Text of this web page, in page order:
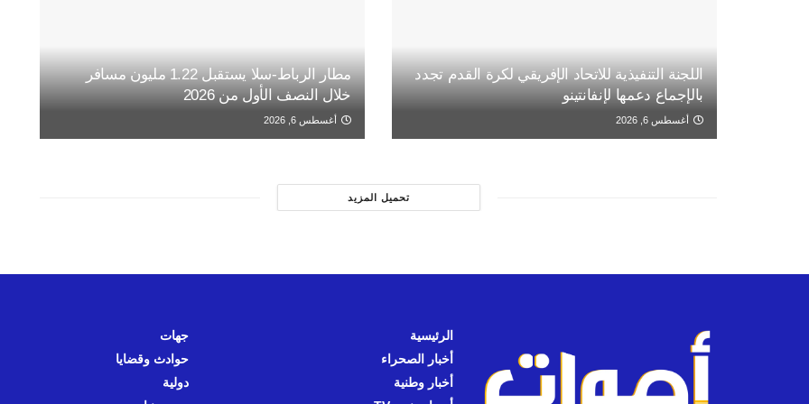
اللجنة التنفيذية للاتحاد الإفريقي لكرة القدم تجدد
بالإجماع دعمها لإنفانتينو
أغسطس 6, 2026
مطار الرباط-سلا يستقبل 1.22 مليون مسافر
خلال النصف الأول من 2026
أغسطس 6, 2026
تحميل المزيد
الرئيسية
أخبار الصحراء
أخبار وطنية
جهات
حوادث وقضايا
دولية